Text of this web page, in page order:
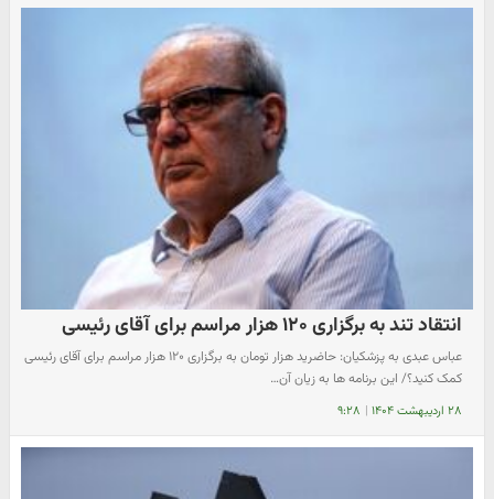
انتقاد تند به برگزاری ۱۲۰ هزار مراسم برای آقای رئیسی
عباس عبدی به پزشکیان: حاضرید هزار تومان به برگزاری ۱۲۰ هزار مراسم برای آقای رئیسی
کمک کنید؟/ این برنامه ها به زیان آن…
۲۸ اردیبهشت ۱۴۰۴ | ۹:۲۸